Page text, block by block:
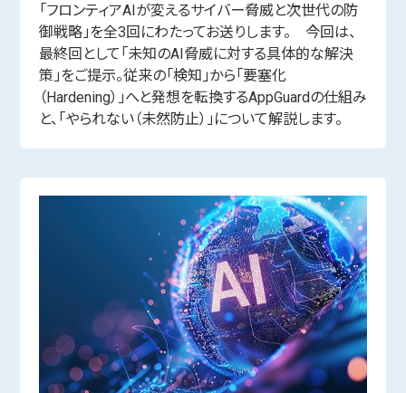
「フロンティアAIが変えるサイバー脅威と次世代の防
御戦略」を全3回にわたってお送りします。 今回は、
最終回として「未知のAI脅威に対する具体的な解決
策」をご提示。従来の「検知」から「要塞化
（Hardening）」へと発想を転換するAppGuardの仕組み
と、「やられない（未然防止）」について解説します。